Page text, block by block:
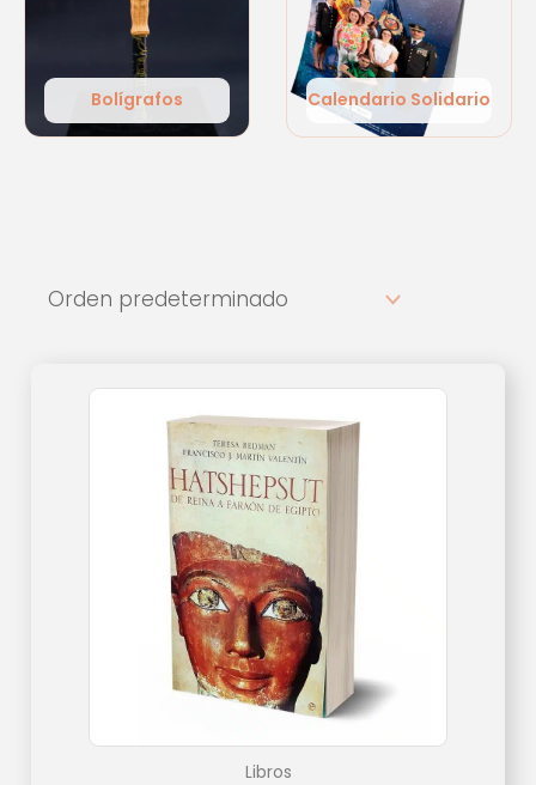
Bolígrafos Calendario Solidario
Libros